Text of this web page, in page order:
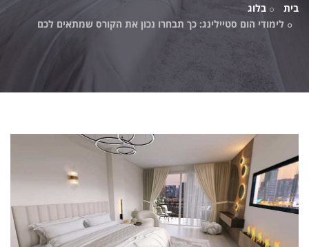
בית
בלוג
לימודי הום סטיילינג: כך תבחרו נכון את הקורס שמתאים לכם